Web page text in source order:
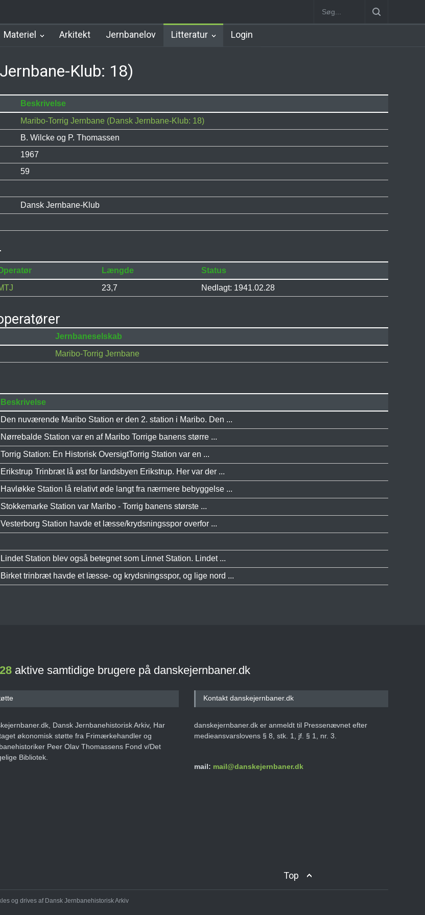
København Syd Station Nørrebro B Station
Materiel Arkitekt Jernbanelov Litteratur Login
Klub: 18)
Beskrivelse
Maribo-Torrig Jernbane (Dansk Jernbane-Klub: 18)
B. Wilcke og P. Thomassen
1967
59
Dansk Jernbane-Klub
Længde
Status
23,7 Nedlagt: 1941.02.28
Jernbaneselskab
Maribo-Torrig Jernbane
Beskrivelse
Den nuværende Maribo Station er den 2. station i Maribo. Den ...
Nørrebalde Station var en af Maribo Torrige banens større ...
Torrig Station: En Historisk OversigtTorrig Station var en ...
Erikstrup Trinbræt lå øst for landsbyen Erikstrup. Her var der ...
Havløkke Station lå relativt øde langt fra nærmere bebyggelse ...
Stokkemarke Station var Maribo - Torrig banens største ...
Vesterborg Station havde et læsse/krydsningsspor overfor ...
Lindet Station blev også betegnet som Linnet Station. Lindet ...
Birket trinbræt havde et læsse- og krydsningsspor, og lige nord ...
aktive samtidige brugere på danskejernbaner.dk
Dansk Jernbanehistorisk Arkiv, Har
økonomisk støtte fra Frimærkehandler og
Peer Olav Thomassens Fond v/Det
Bibliotek.
Kontakt danskejernbaner.dk
danskejernbaner.dk er anmeldt til Pressenævnet efter
medieansvarslovens § 8, stk. 1, jf. § 1, nr. 3.
mail: mail@danskejernbaner.dk
Top
og drives af Dansk Jernbanehistorisk Arkiv